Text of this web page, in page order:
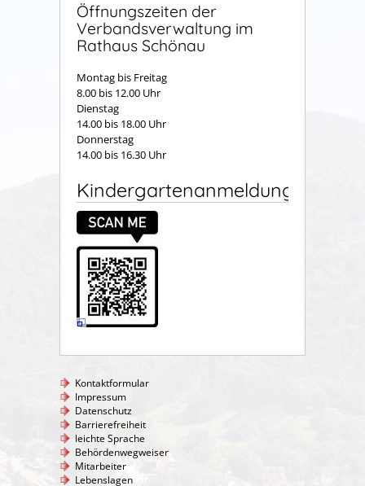
Öffnungszeiten der
Verbandsverwaltung im
Rathaus Schönau
Montag bis Freitag
8.00 bis 12.00 Uhr
Dienstag
14.00 bis 18.00 Uhr
Donnerstag
14.00 bis 16.30 Uhr
Kindergartenanmeldung
Kontaktformular
Impressum
Datenschutz
Barrierefreiheit
leichte Sprache
Behördenwegweiser
Mitarbeiter
Lebenslagen